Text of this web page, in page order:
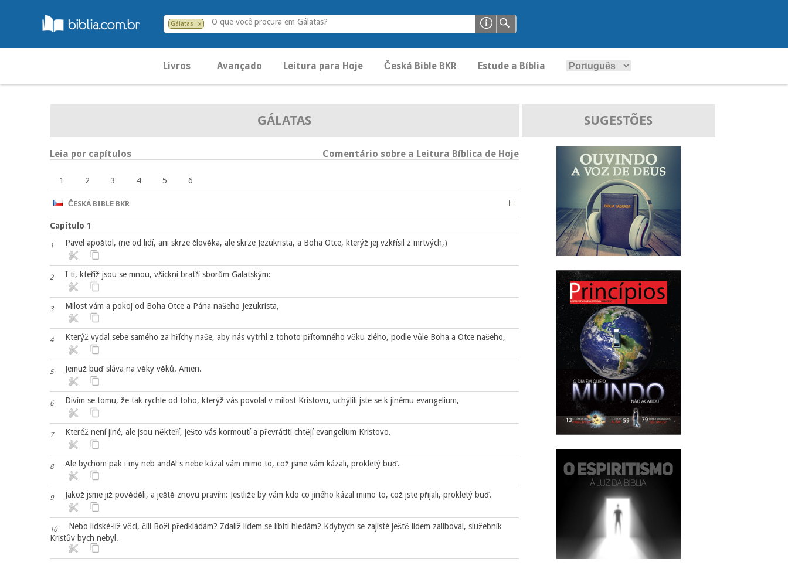
Gálatas x O que você procura em Gálatas?
Livros Avançado Leitura para Hoje Česká Bible BKR Estude a Bíblia
GÁLATAS
Leia por capítulos Comentário sobre a Leitura Bíblica de Hoje
1 2 3 4 5 6
ČESKÁ BIBLE BKR
Capítulo 1
1 Pavel apoštol, (ne od lidí, ani skrze člověka, ale skrze Jezukrista, a Boha Otce, kterýž jej vzkřísil z mrtvých,)
2 I ti, kteříž jsou se mnou, všickni bratří sborům Galatským:
3 Milost vám a pokoj od Boha Otce a Pána našeho Jezukrista,
4 Kterýž vydal sebe samého za hříchy naše, aby nás vytrhl z tohoto přítomného věku zlého, podle vůle Boha a Otce našeho,
5 Jemuž buď sláva na věky věků. Amen.
6 Divím se tomu, že tak rychle od toho, kterýž vás povolal v milost Kristovu, uchýlili jste se k jinému evangelium,
7 Kteréž není jiné, ale jsou někteří, ješto vás kormoutí a převrátiti chtějí evangelium Kristovo.
8 Ale bychom pak i my neb anděl s nebe kázal vám mimo to, což jsme vám kázali, prokletý buď.
9 Jakož jsme již pověděli, a ještě znovu pravím: Jestliže by vám kdo co jiného kázal mimo to, což jste přijali, prokletý buď.
10
Nebo lidské-liž věci, čili Boží předkládám? Zdaliž lidem se líbiti hledám? Kdybych se zajisté ještě lidem zaliboval, služebník
Kristův bych nebyl.
SUGESTÕES